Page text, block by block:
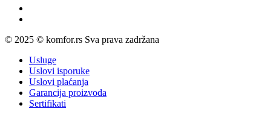
© 2025 © komfor.rs Sva prava zadržana
Usluge
Uslovi isporuke
Uslovi plaćanja
Garancija proizvoda
Sertifikati